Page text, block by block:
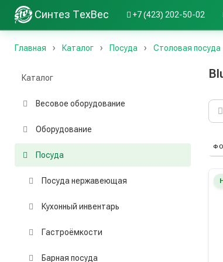
Синтез ТехВес +7 (423) 202-50-02
Главная Каталог Посуда Столовая посуда
Каталог
Весовое оборудование
Оборудование
Посуда
Посуда нержавеющая
Кухонный инвентарь
Гастроёмкости
Барная посуда